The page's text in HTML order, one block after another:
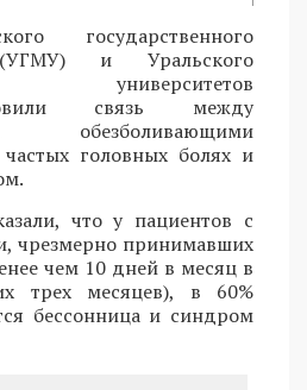
государственного
и Уральского
университетов
связь между
обезболивающими
головных болях и
что у пациентов с
чрезмерно принимавших
чем 10 дней в месяц в
трех месяцев), в 60%
бессонница и синдром